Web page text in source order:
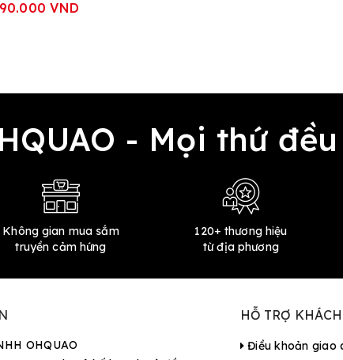
VND
- Mọi thứ
Không gian mua sắm
truyền cảm hứng
120+ thương hiệu
từ địa phương
OHQUAO
HỖ TRỢ
Điều khoản giao